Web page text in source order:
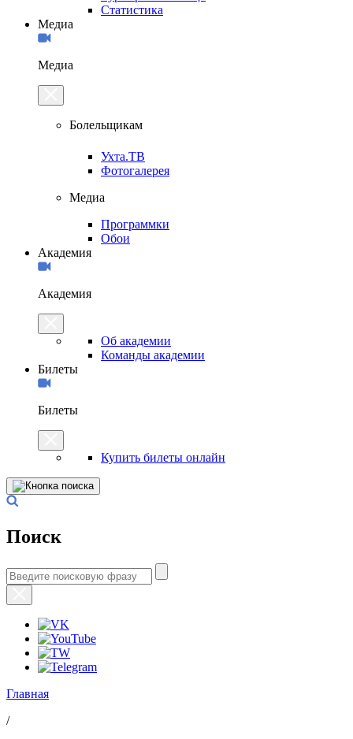
Статистика
Медиа
Медиа
Болельщикам
Ухта.ТВ
Фотогалерея
Медиа
Программки
Обои
Академия
Академия
Об академии
Команды академии
Билеты
Билеты
Купить билеты онлайн
Поиск
Главная
/